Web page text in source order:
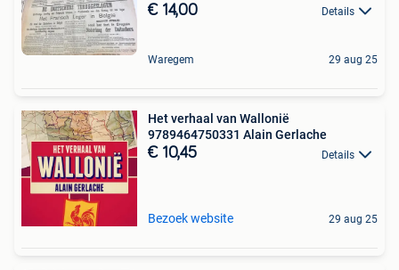
€ 14,00 Details
Waregem 29 aug 25
Het verhaal van Wallonië
9789464750331 Alain Gerlache
€ 10,45 Details
Bezoek website 29 aug 25